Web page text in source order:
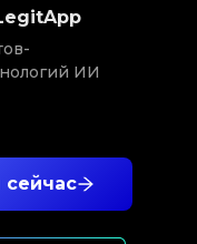
сейчас
ИИ